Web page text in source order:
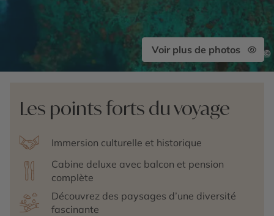
Voir plus de photos ©
Les points forts du voyage
Immersion culturelle et historique
Cabine deluxe avec balcon et pension
complète
Découvrez des paysages d’une diversité
fascinante